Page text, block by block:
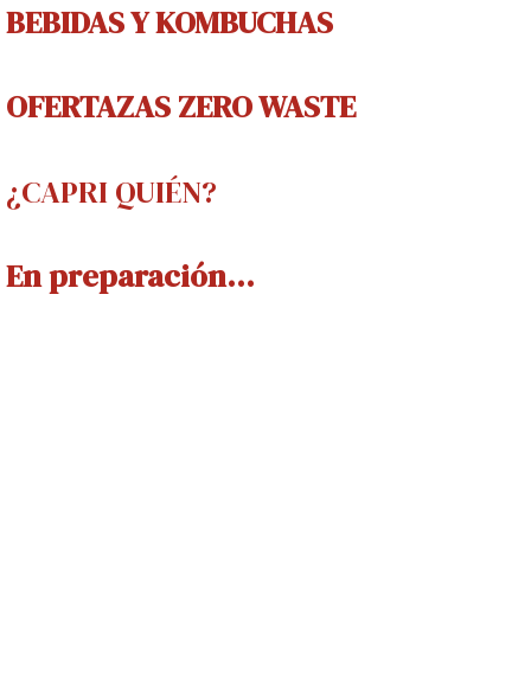
BEBIDAS YKOMBUCHAS
OFERTAZAS ZERO WASTE
¿CAPRI QUIÉN?
En preparación...